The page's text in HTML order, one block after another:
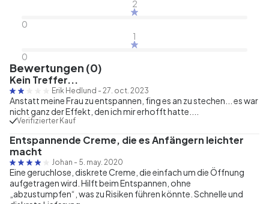
2
0
1
0
Bewertungen (0)
Kein Treffer...
Erik Hedlund - 27. oct. 2023
Anstatt meine Frau zu entspannen, fing es an zu stechen... es war
nicht ganz der Effekt, den ich mir erhofft hatte....
Verifizierter Kauf
Entspannende Creme, die es Anfängern leichter
macht
Johan - 5. may. 2020
Eine geruchlose, diskrete Creme, die einfach um die Öffnung
aufgetragen wird. Hilft beim Entspannen, ohne
„abzustumpfen“, was zu Risiken führen könnte. Schnelle und